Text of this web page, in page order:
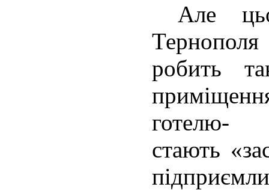
Але
робить
готелю-
стають